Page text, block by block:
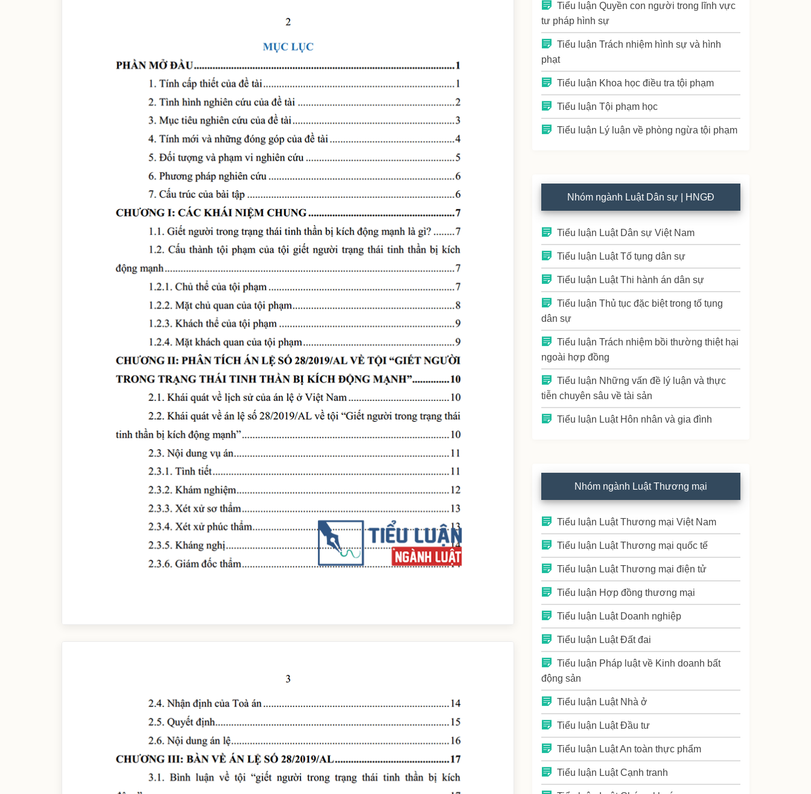
Tiểu luận Quyền con người trong lĩnh vực
tư pháp hình sự
Tiểu luận Trách nhiệm hình sự và hình
phạt
Tiểu luận Khoa học điều tra tội phạm
Tiểu luận Tội phạm học
Tiểu luận Lý luận về phòng ngừa tội phạm
Nhóm ngành Luật Dân sự | HNGĐ
Tiểu luận Luật Dân sự Việt Nam
Tiểu luận Luật Tố tụng dân sự
Tiểu luận Luật Thi hành án dân sự
Tiểu luận Thủ tục đặc biệt trong tố tụng
dân sự
Tiểu luận Trách nhiệm bồi thường thiệt hại
ngoài hợp đồng
Tiểu luận Những vấn đề lý luận và thực
tiễn chuyên sâu về tài sản
Tiểu luận Luật Hôn nhân và gia đình
Nhóm ngành Luật Thương mại
Tiểu luận Luật Thương mại Việt Nam
Tiểu luận Luật Thương mại quốc tế
Tiểu luận Luật Thương mại điện tử
Tiểu luận Hợp đồng thương mại
Tiểu luận Luật Doanh nghiệp
Tiểu luận Luật Đất đai
Tiểu luận Pháp luật về Kinh doanh bất
động sản
Tiểu luận Luật Nhà ở
Tiểu luận Luật Đầu tư
Tiểu luận Luật An toàn thực phẩm
Tiểu luận Luật Cạnh tranh